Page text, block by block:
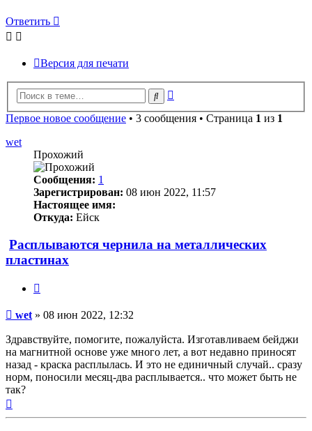
Ответить
Версия для печати
Поиск
Первое новое сообщение • 3 сообщения • Страница 1 из 1
wet
Прохожий
Сообщения: 1
Зарегистрирован: 08 июн 2022, 11:57
Настоящее имя:
Откуда: Ейск
Расплываются чернила на металлических
пластинах
Непрочитанное
wet » 08 июн 2022, 12:32
Здравствуйте, помогите, пожалуйста. Изготавливаем бейджи
на магнитной основе уже много лет, а вот недавно приносят
назад - краска расплылась. И это не единичный случай.. сразу
норм, поносили месяц-два расплывается.. что может быть не
так?